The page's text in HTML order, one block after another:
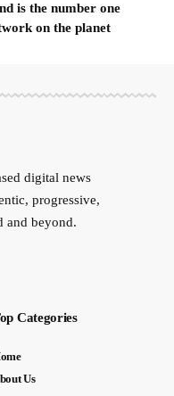
is the number one
on the planet
digital news
progressive,
and beyond.
Categories
Us